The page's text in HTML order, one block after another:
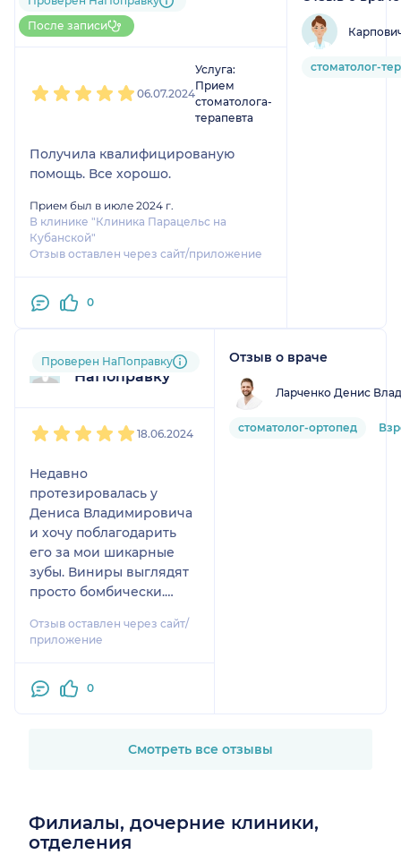
До 5 записей через
НаПоправку
После записи
06.07.2024
Услуга:
Прием
стоматолога-
терапевта
Получила квалифицированую
помощь. Все хорошо.
Прием был в июле 2024 г.
В клинике "Клиника Парацельс на
Кубанской"
Отзыв оставлен через сайт/приложение
0
стоматолог-
Пользователь
НаПоправку
Проверен НаПоправку
18.06.2024
Недавно
протезировалась у
Дениса Владимировича
и хочу поблагодарить
его за мои шикарные
зубы. Виниры выглядят
просто бомбически.
во все зубы
Отзыв оставлен через сайт/
приложение
0
Отзыв о враче
Ларченко Денис
стоматолог-ортопед
Смотреть все отзывы
Филиалы, дочерние клиники,
отделения